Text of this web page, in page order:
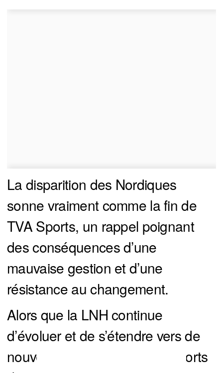
La disparition des Nordiques
sonne vraiment comme la fin de
TVA Sports, un rappel poignant
des conséquences d’une
mauvaise gestion et d’une
résistance au changement.
Alors que la LNH continue
d’évoluer et de s’étendre vers de
nouveaux horizons, si TVA Sports